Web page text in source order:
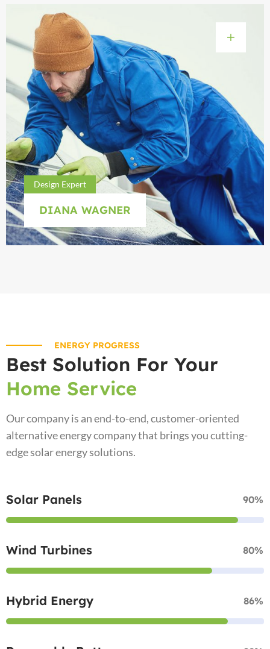
Design Expert
DIANA WAGNER
ENERGY PROGRESS
Best Solution For Your
Home Service
Our company is an end-to-end, customer-oriented
alternative energy company that brings you cutting-
edge solar energy solutions.
Solar Panels 90%
Wind Turbines 80%
Hybrid Energy 86%